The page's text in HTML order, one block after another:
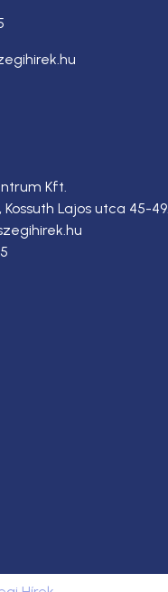
Kft.
Lajos utca 45-49.